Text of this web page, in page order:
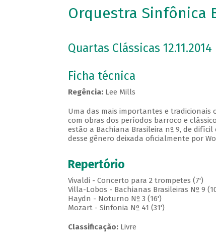
Orquestra Sinfônica
Quartas Clássicas 12.11.2014
Ficha técnica
Regência:Lee Mills
Uma das mais importantes e tradicionais
com obras dos períodos barroco e
estão a Bachiana Brasileira nº 9, de
desse gênero deixada oficialmente por
Repertório
Vivaldi - Concerto para 2 trompetes (7')
Villa-Lobos - Bachianas Brasileiras Nº 9
Haydn - Noturno Nº 3 (16')
Mozart - Sinfonia Nº 41 (31')
Classificação:Livre